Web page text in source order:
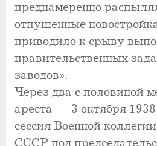
преднамеренно
отпущенные
приводило к срыву
правительственных
заводов».
Через два с половиной
ареста — 3 октября
сессия Военной